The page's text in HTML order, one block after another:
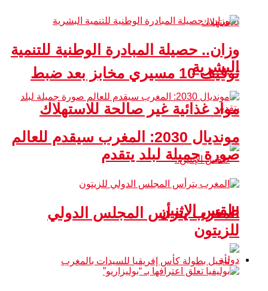
توقيف 10 مسيري مخابز بعد ضبط
مواد غذائية غير صالحة للاستهلاك
طقس الإثنين
وزان.. حصيلة المبادرة الوطنية للتنمية
البشرية
مونديال 2030: المغرب سيقدم للعالم
صورة جميلة لبلد يتقدم
المغرب يترأس المجلس الدولي
للزيتون
دولية